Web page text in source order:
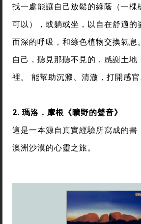
找一處能讓自己放鬆的綠蔭（一棵
可以），或躺或坐，以自在舒適的
而深的呼吸，和綠色植物交換氣息
自己，聽見那聽不見的，感謝土地
裡。 能幫助沉澱、清澈，打開感官
2. 瑪洛．摩根《曠野的聲音》
這是一本源自真實經驗所寫成的書
澳洲沙漠的心靈之旅。